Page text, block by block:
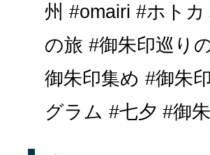
州 #omairi #ホト
の旅 #御朱印巡り
御朱印集め #御朱
グラム #七夕 #御